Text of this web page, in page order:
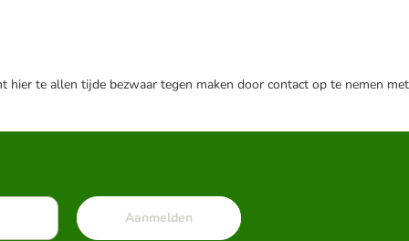
te allen tijde bezwaar tegen maken door contact op te nemen met
Aanmelden